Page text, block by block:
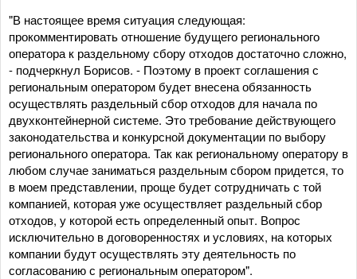
"В настоящее время ситуация следующая:
прокомментировать отношение будущего регионального
оператора к раздельному сбору отходов достаточно сложно,
- подчеркнул Борисов. - Поэтому в проект соглашения с
региональным оператором будет внесена обязанность
осуществлять раздельный сбор отходов для начала по
двухконтейнерной системе. Это требование действующего
законодательства и конкурсной документации по выбору
регионального оператора. Так как региональному оператору в
любом случае заниматься раздельным сбором придется, то
в моем представлении, проще будет сотрудничать с той
компанией, которая уже осуществляет раздельный сбор
отходов, у которой есть определенный опыт. Вопрос
исключительно в договоренностях и условиях, на которых
компании будут осуществлять эту деятельность по
согласованию с региональным оператором".